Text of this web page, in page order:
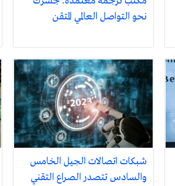
نحو التواصل العالمي المتقن
شبكات اتصالات الجيل الخامس
والسادس تتصدر الصراع التقني